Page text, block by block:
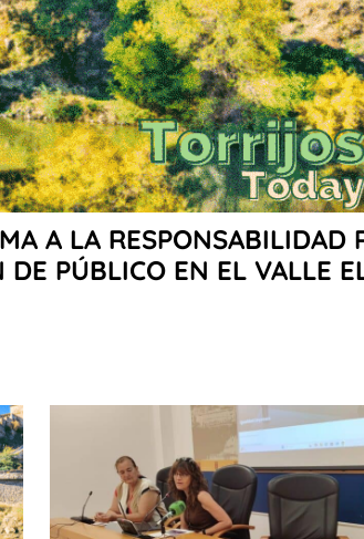
A LA RESPONSABILIDAD
PÚBLICO EN EL VALLE